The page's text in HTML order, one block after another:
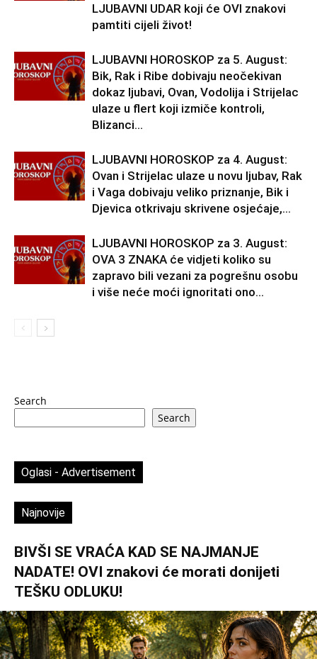
LJUBAVNI UDAR koji će OVI znakovi
pamtiti cijeli život!
LJUBAVNI HOROSKOP za 5. August:
Bik, Rak i Ribe dobivaju neočekivan
dokaz ljubavi, Ovan, Vodolija i Strijelac
ulaze u flert koji izmiče kontroli,
Blizanci...
LJUBAVNI HOROSKOP za 4. August:
Ovan i Strijelac ulaze u novu ljubav, Rak
i Vaga dobivaju veliko priznanje, Bik i
Djevica otkrivaju skrivene osjećaje,...
LJUBAVNI HOROSKOP za 3. August:
OVA 3 ZNAKA će vidjeti koliko su
zapravo bili vezani za pogrešnu osobu
i više neće moći ignoritati ono...
Search
Search
Oglasi - Advertisement
Najnovije
BIVŠI SE VRAĆA KAD SE NAJMANJE
NADATE! OVI znakovi će morati donijeti
TEŠKU ODLUKU!